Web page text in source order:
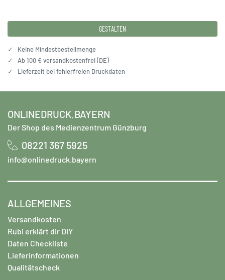
GESTALTEN
✓
Keine Mindestbestellmenge
✓
Ab 100 € versandkostenfrei (DE)
✓
Lieferzeit bei fehlerfreien Druckdaten
ONLINEDRUCK.BAYERN
Der Shop des Medienzentrum Günzburg
08221 367 5925
info@onlinedruck.bayern
ALLGEMEINES
Versandkosten
Rubi erklärt dir DIY
Daten Checkliste
Lieferinformationen
Qualitätscheck